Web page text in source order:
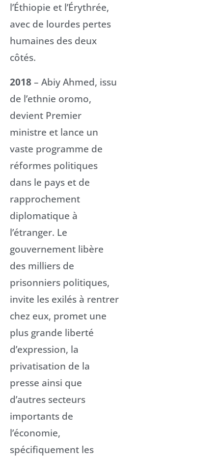
l’Éthiopie et l’Érythrée,
avec de lourdes pertes
humaines des deux
côtés.
2018– Abiy Ahmed, issu
de l’ethnie oromo,
devient Premier
ministre et lance un
vaste programme de
réformes politiques
dans le pays et de
rapprochement
diplomatique à
l’étranger. Le
gouvernement libère
des milliers de
prisonniers politiques,
invite les exilés à rentrer
chez eux, promet une
plus grande liberté
d’expression, la
privatisation de la
presse ainsi que
d’autres secteurs
importants de
l’économie,
spécifiquement les